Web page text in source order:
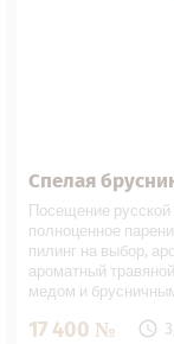
Спелая
Посещение русской
полноценное
пилинг на выбор,
ароматный
медом и
сушки
17 400
Записаться